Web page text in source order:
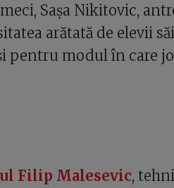
Sașa Nikitovic,
arătată de elevii
pentru modul în care
Filip Malesevic,